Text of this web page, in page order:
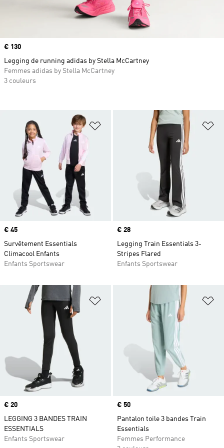
Ajouter à la Liste de produits
Prix
€ 45
Survêtement Essentials
Climacool Enfants
Enfants Sportswear
Prix
€ 28
Legging Train Essentials 3-
Stripes Flared
Enfants Sportswear
Ajouter à la Liste de produits
Prix
€ 20
LEGGING 3 BANDES TRAIN
ESSENTIALS
Enfants Sportswear
Prix
€ 50
Pantalon toile 3 bandes Train
Essentials
Femmes Performance
Prix
€ 130
Legging de running adidas by Stella McCartney
Femmes adidas by Stella McCartney
3 couleurs